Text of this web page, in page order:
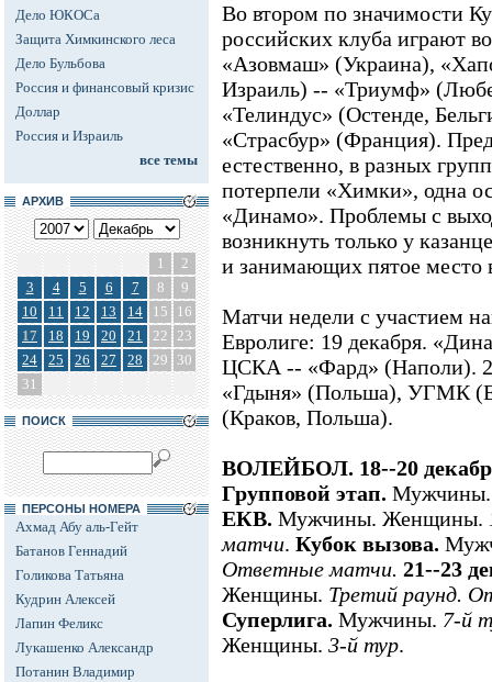
Дело ЮКОСа
Защита Химкинского леса
Дело Бульбова
Россия и финансовый кризис
Доллар
Россия и Израиль
все темы
АРХИВ
1
2
3
4 5 6 7 8
9
10
11 12 13 14 15
16
17
18 19 20 21 22 23
24
25 26 27 28 29
30
31
ПОИСК
ПЕРСОНЫ НОМЕРА
Ахмад Абу аль-Гейт
Батанов Геннадий
Голикова Татьяна
Кудрин Алексей
Лапин Феликс
Лукашенко Александр
Потанин Владимир
Во втором по значимости
российских клуба играют
«Азовмаш» (Украина),
Израиль) -- «Триумф»
«Телиндус» (Остенде,
«Страсбур» (Франция).
естественно, в разных
потерпели «Химки», одна
«Динамо». Проблемы с
возникнуть только у
и занимающих пятое место
Матчи недели с участием
Евролиге: 19 декабря.
ЦСКА -- «Фард» (Наполи).
«Гдыня» (Польша), УГМК
(Краков, Польша).
ВОЛЕЙБОЛ. 18--20
Групповой этап.
ЕКВ. Мужчины. Женщины.
матчи. Кубок вызова.
Ответные матчи. 21--23
Женщины. Третий раунд.
Суперлига. Мужчины. 7-й
Женщины. 3-й тур.